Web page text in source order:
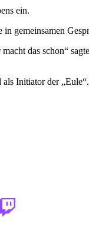
ein.
gemeinsamen
das schon“
Initiator der „Eule“.